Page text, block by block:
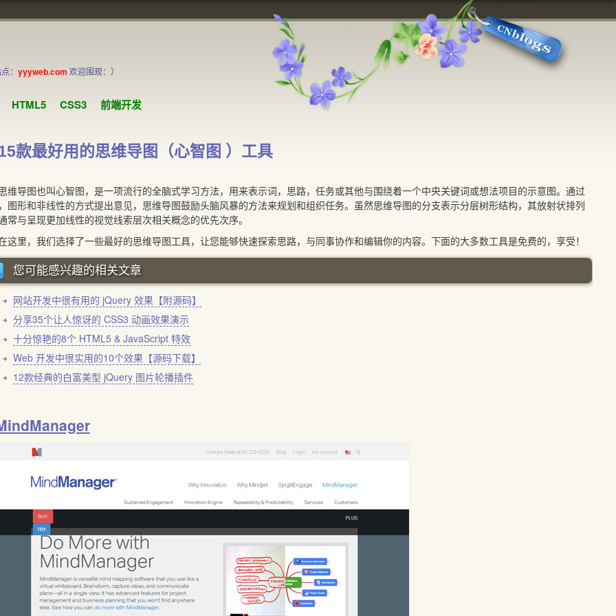
： yyyweb.com 欢迎围观：）
HTML5 CSS3 前端开发
款最好用的思维导图（心智图 ）工具
图也叫心智图，是一项流行的全脑式学习方法， 用来表示词，思路，任务或其他与围绕着一个中央关键词或想法项目的示意图。通过
图形和非线性的方式提出意见，思维导图鼓励头脑风暴的方法来规划和组织任务。虽然思维导图的分支表示分层树形结构，其放射状排列
常与呈现更加线性的视觉线索层次相关概念的优先次序。
，我们选择了一些最好的思维导图工具，让您能够快速探索思路，与同事协作和编辑你的内容。下面的大多数工具是免费的，享受！
您可能感兴趣的相关文章
网站开发中很有用的 jQuery 效果【附源码】
分享35个让人惊讶的 CSS3 动画效果演示
十分惊艳的8个 HTML5 & JavaScript 特效
Web 开发中很实用的10个效果【源码下载】
12款经典的白富美型 jQuery 图片轮播插件